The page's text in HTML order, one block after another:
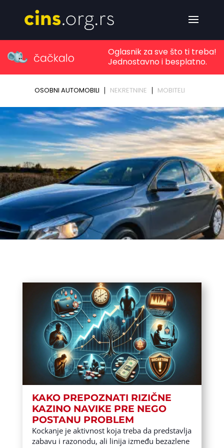
KAKO PREPOZNATI RIZIČNE
KAZINO NAVIKE PRE NEGO
POSTANU PROBLEM
Kockanje je aktivnost koja treba da predstavlja
zabavu i razonodu, ali linija između bezazlene